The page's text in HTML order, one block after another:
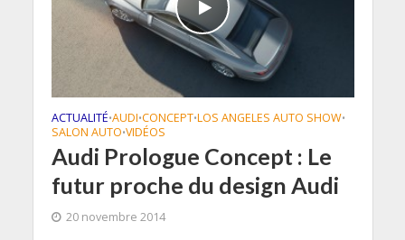
ACTUALITÉ•AUDI•CONCEPT•LOS ANGELES AUTO SHOW•
SALON AUTO•VIDÉOS
Audi Prologue Concept : Le
futur proche du design Audi
20 novembre 2014